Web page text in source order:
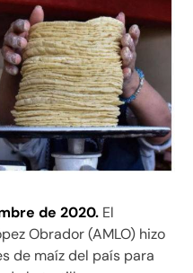
de 2020. El
Obrador (AMLO) hizo
de maíz del país para